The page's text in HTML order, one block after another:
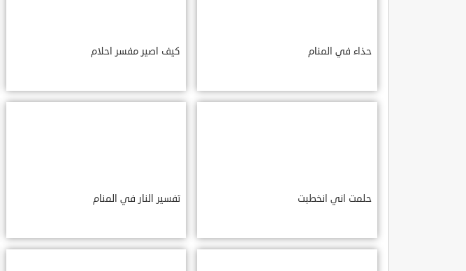
حذاء في المنام كيف اصير مفسر احلام
حلمت اني انخطبت تفسير النار في المنام